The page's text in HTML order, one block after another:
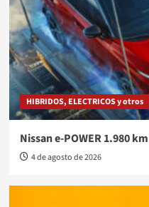
HIBRIDOS, ELECTRICOS y otros
Nissan e-POWER 1.980
4 de agosto de 2026